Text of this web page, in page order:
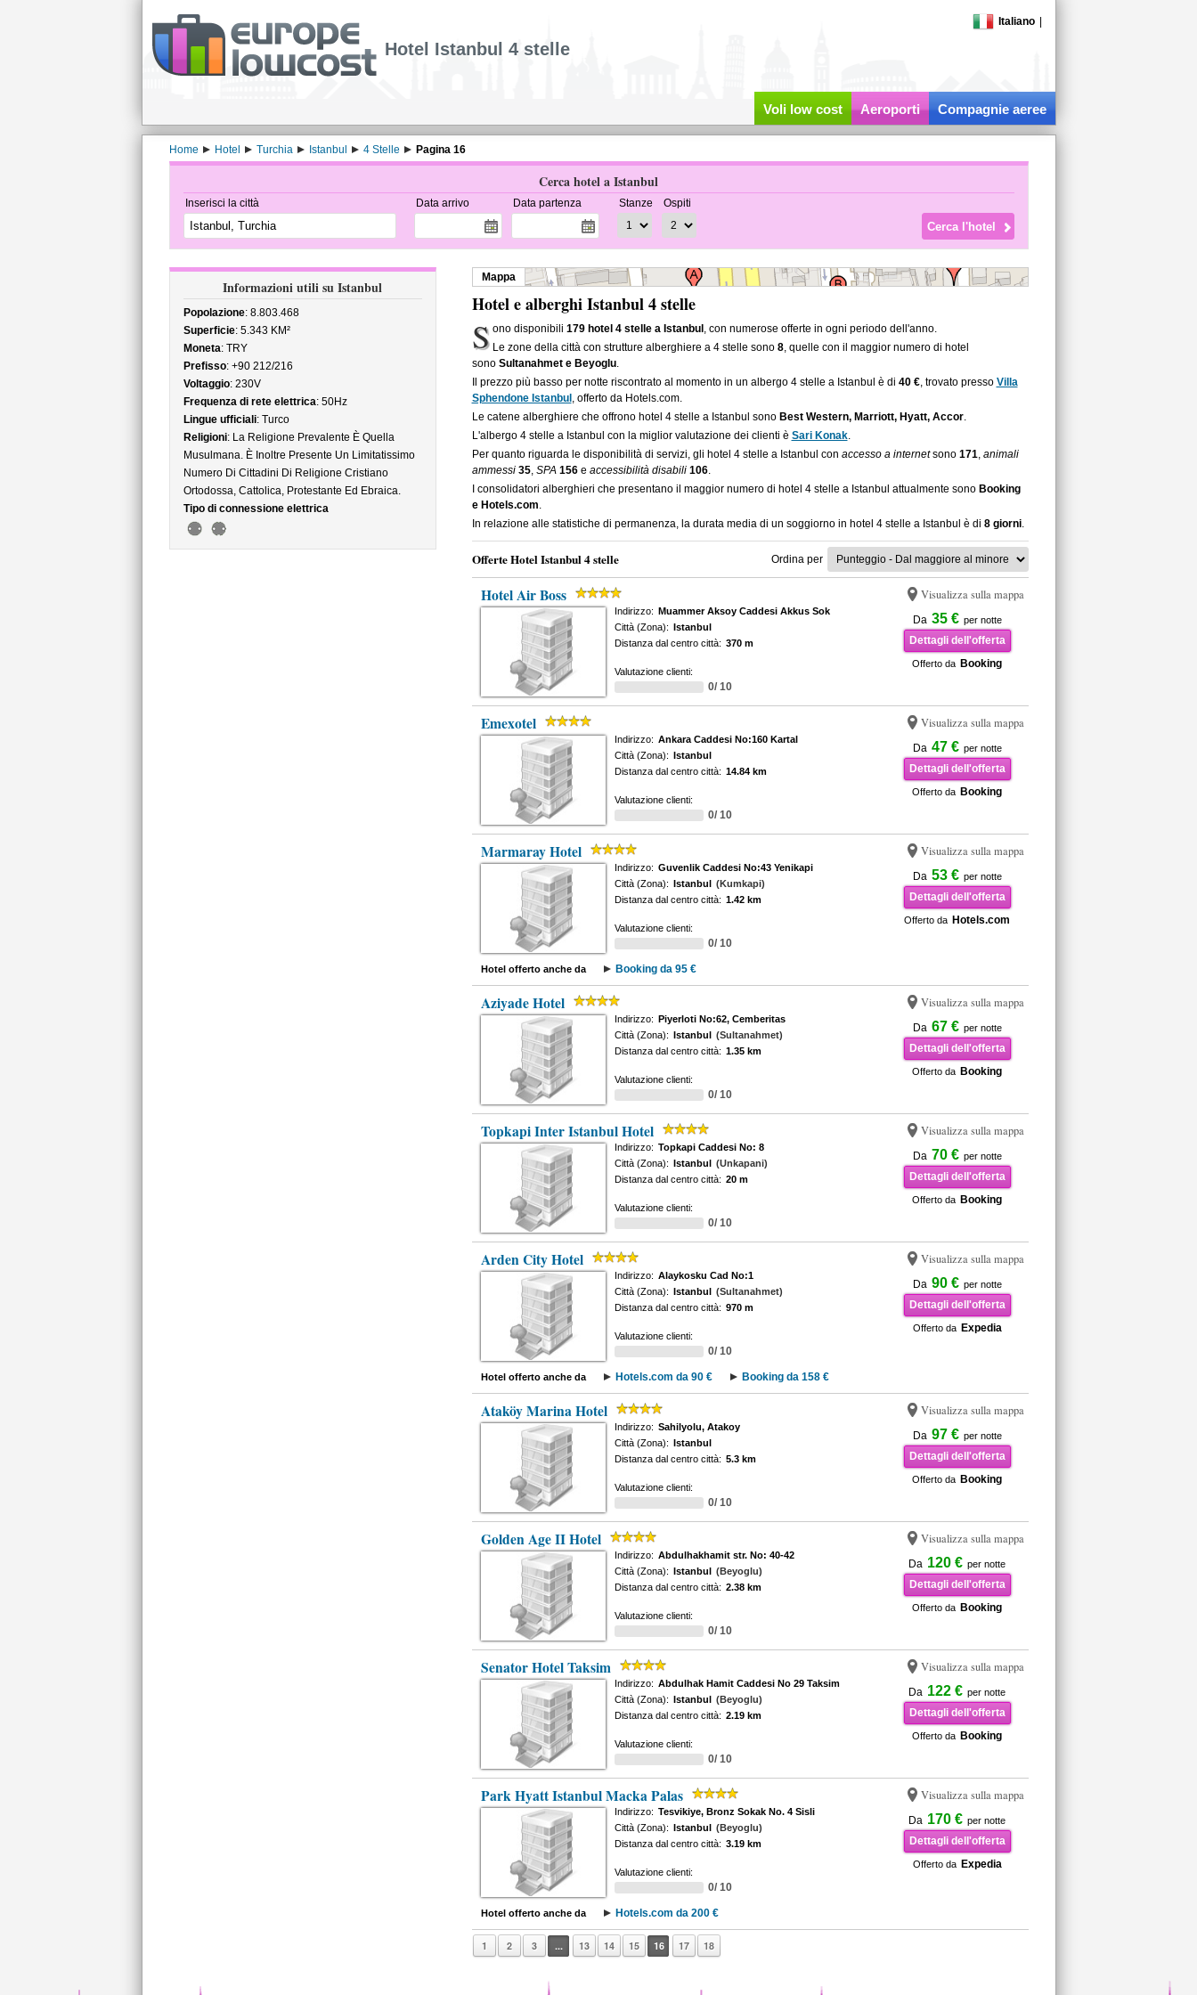
Italiano
Hotel Istanbul 4 stelle
Voli low cost Aeroporti Compagnie aeree
Home Hotel Turchia Istanbul 4 Stelle Pagina 16
Cerca hotel a Istanbul
Inserisci la città Data arrivo Data partenza Stanze Ospiti
Informazioni utili su Istanbul
Popolazione: 8.803.468
Superficie: 5.343 KM²
Moneta: TRY
Prefisso: +90 212/216
Voltaggio: 230V
Frequenza di rete elettrica: 50Hz
Lingue ufficiali: Turco
Religioni: La Religione Prevalente È Quella
Musulmana. È Inoltre Presente Un Limitatissimo
Numero Di Cittadini Di Religione Cristiano
Ortodossa, Cattolica, Protestante Ed Ebraica.
Tipo di connessione elettrica
Mappa
Hotel e alberghi Istanbul 4 stelle
S ono disponibili179 hotel 4 stelle a Istanbul , con numerose offerte in ogni periodo dell'anno.
Le zone della città con strutture alberghiere a 4 stelle sono8, quelle con il maggior numero di hotel
sono Sultanahmet e Beyoglu.
Il prezzo più basso per notte riscontrato al momento in un albergo 4 stelle a Istanbul è di 40 €, trovato presso Villa
Sphendone Istanbul , offerto da Hotels.com.
Le catene alberghiere che offrono hotel 4 stelle a Istanbul sono Best Western, Marriott, Hyatt, Accor.
L'albergo 4 stelle a Istanbul con la miglior valutazione dei clienti è Sari Konak.
Per quanto riguarda le disponibilità di servizi, gli hotel 4 stelle a Istanbul con accesso a internetsono 171, animali
ammessi 35, SPA 156e accessibilità disabili 106.
I consolidatori alberghieri che presentano il maggior numero di hotel 4 stelle a Istanbul attualmente sono Booking
e Hotels.com.
In relazione alle statistiche di permanenza, la durata media di un soggiorno in hotel 4 stelle a Istanbul è di 8 giorni.
Offerte Hotel Istanbul 4 stelle Ordina per
Hotel Air Boss Visualizza sulla mappa
Da 35 € per notte
Dettagli dell'offerta
Offerto da Booking
Indirizzo: Muammer Aksoy Caddesi Akkus Sok
Città (Zona): Istanbul
Distanza dal centro città: 370 m
Valutazione clienti:
0/ 10
Emexotel Visualizza sulla mappa
Da 47 € per notte
Dettagli dell'offerta
Offerto da Booking
Indirizzo: Ankara Caddesi No:160 Kartal
Città (Zona): Istanbul
Distanza dal centro città: 14.84 km
Valutazione clienti:
0/ 10
Marmaray Hotel Visualizza sulla mappa
Da 53 € per notte
Dettagli dell'offerta
Offerto da Hotels.com
Indirizzo: Guvenlik Caddesi No:43 Yenikapi
Città (Zona): Istanbul (Kumkapi)
Distanza dal centro città: 1.42 km
Valutazione clienti:
0/ 10
Hotel offerto anche da Booking da 95 €
Aziyade Hotel Visualizza sulla mappa
Da 67 € per notte
Dettagli dell'offerta
Offerto da Booking
Indirizzo: Piyerloti No:62, Cemberitas
Città (Zona): Istanbul (Sultanahmet)
Distanza dal centro città: 1.35 km
Valutazione clienti:
0/ 10
Topkapi Inter Istanbul Hotel Visualizza sulla mappa
Da 70 € per notte
Dettagli dell'offerta
Offerto da Booking
Indirizzo: Topkapi Caddesi No: 8
Città (Zona): Istanbul (Unkapani)
Distanza dal centro città: 20 m
Valutazione clienti:
0/ 10
Arden City Hotel Visualizza sulla mappa
Da 90 € per notte
Dettagli dell'offerta
Offerto da Expedia
Indirizzo: Alaykosku Cad No:1
Città (Zona): Istanbul (Sultanahmet)
Distanza dal centro città: 970 m
Valutazione clienti:
0/ 10
Hotel offerto anche da Hotels.com da 90 € Booking da 158 €
Ataköy Marina Hotel Visualizza sulla mappa
Da 97 € per notte
Dettagli dell'offerta
Offerto da Booking
Indirizzo: Sahilyolu, Atakoy
Città (Zona): Istanbul
Distanza dal centro città: 5.3 km
Valutazione clienti:
0/ 10
Golden Age II Hotel Visualizza sulla mappa
Da 120 € per notte
Dettagli dell'offerta
Offerto da Booking
Indirizzo: Abdulhakhamit str. No: 40-42
Città (Zona): Istanbul (Beyoglu)
Distanza dal centro città: 2.38 km
Valutazione clienti:
0/ 10
Senator Hotel Taksim Visualizza sulla mappa
Da 122 € per notte
Dettagli dell'offerta
Offerto da Booking
Indirizzo: Abdulhak Hamit Caddesi No 29 Taksim
Città (Zona): Istanbul (Beyoglu)
Distanza dal centro città: 2.19 km
Valutazione clienti:
0/ 10
Park Hyatt Istanbul Macka Palas Visualizza sulla mappa
Da 170 € per notte
Dettagli dell'offerta
Offerto da Expedia
Indirizzo: Tesvikiye, Bronz Sokak No. 4 Sisli
Città (Zona): Istanbul (Beyoglu)
Distanza dal centro città: 3.19 km
Valutazione clienti:
0/ 10
Hotel offerto anche da Hotels.com da 200 €
1 2 3 ... 13 14 15 16 17 18